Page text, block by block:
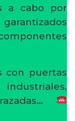
a cabo por
con puertas